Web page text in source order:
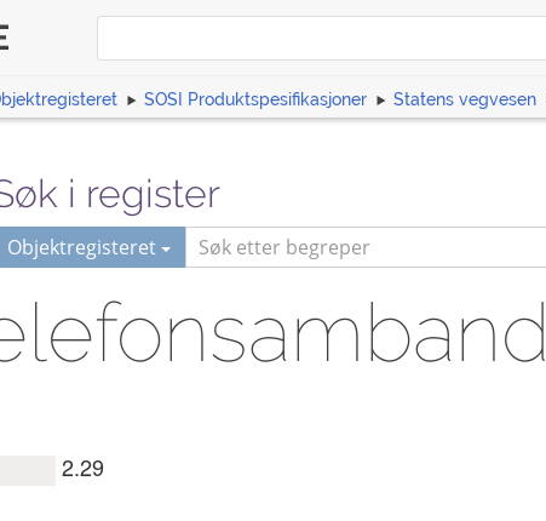
SOSI Produktspesifikasjoner Statens vegvesen
i register
Objektregisteret
2.29